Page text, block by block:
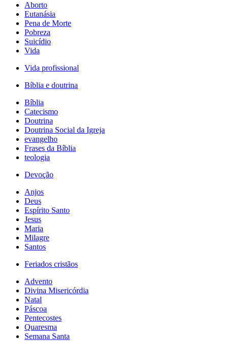
Aborto
Eutanásia
Pena de Morte
Pobreza
Suicídio
Vida
Vida profissional
Bíblia e doutrina
Bíblia
Catecismo
Doutrina
Doutrina Social da Igreja
evangelho
Frases da Bíblia
teologia
Devoção
Anjos
Deus
Espírito Santo
Jesus
Maria
Milagre
Santos
Feriados cristãos
Advento
Divina Misericórdia
Natal
Páscoa
Pentecostes
Quaresma
Semana Santa